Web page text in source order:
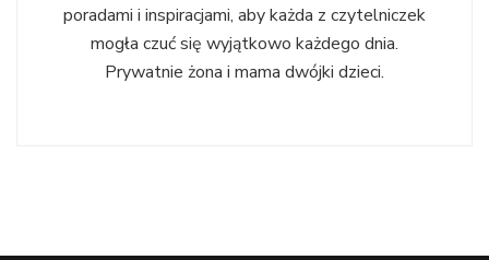
poradami i inspiracjami, aby każda z czytelniczek
mogła czuć się wyjątkowo każdego dnia.
Prywatnie żona i mama dwójki dzieci.